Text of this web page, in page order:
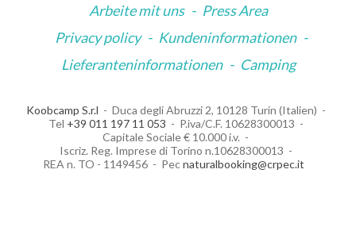
Arbeite mit uns - Press Area
Privacy policy - Kundeninformationen -
Lieferanteninformationen - Camping
Koobcamp S.r.l
Duca degli Abruzzi 2, 10128 Turin (Italien)
Tel +39 011 197 11 053
P.iva/C.F. 10628300013
Capitale Sociale € 10.000 i.v.
Iscriz. Reg. Imprese di Torino n.10628300013
REA n. TO - 1149456
Pecnaturalbooking@crpec.it